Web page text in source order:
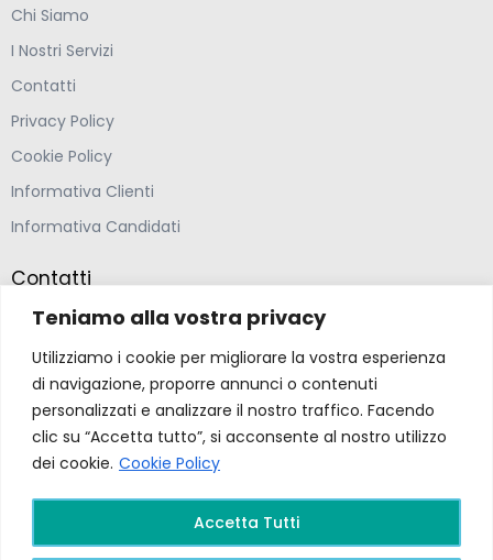
Teniamo alla vostra privacy
Utilizziamo i cookie per migliorare la vostra esperienza
di navigazione, proporre annunci o contenuti
personalizzati e analizzare il nostro traffico. Facendo
clic su “Accetta tutto”, si acconsente al nostro utilizzo
dei cookie. Cookie Policy
Accetta Tutti
Chi Siamo
I Nostri Servizi
Contatti
Privacy Policy
Cookie Policy
Informativa Clienti
Informativa Candidati
Contatti
Farmacia Ponte Ospedaletto S.N.C
Via della Solidarietà 2,
47020 Longiano, Forlì-Cesena
farmacia@ponteospedaletto.it